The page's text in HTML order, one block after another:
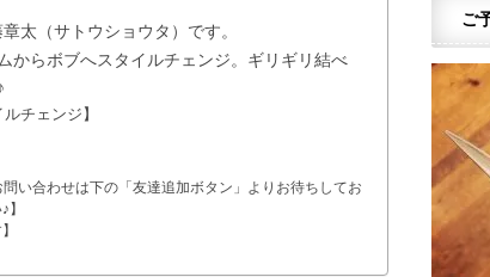
太（サトウショウタ）です。
からボブへスタイルチェンジ。ギリギリ結べ
チェンジ】
い合わせは下の「友達追加ボタン」よりお待ちしてお
ご